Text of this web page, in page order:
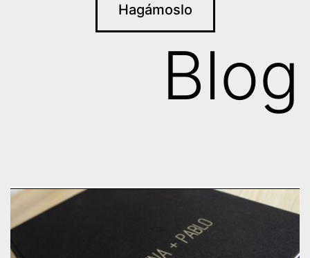
Hagámoslo
Blog